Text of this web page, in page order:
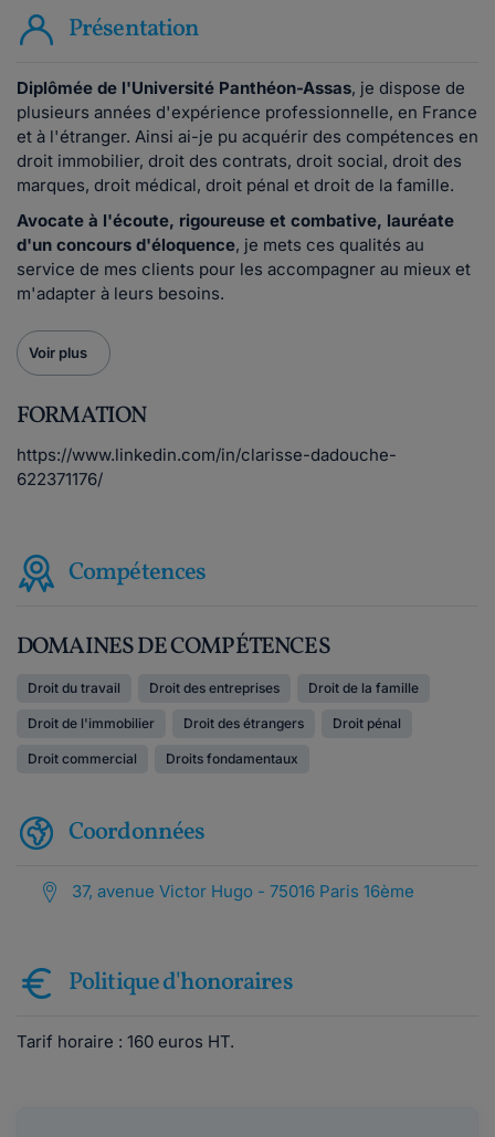
Présentation
Diplômée de l'Université Panthéon-Assas, je dispose de
plusieurs années d'expérience professionnelle, en France
et à l'étranger. Ainsi ai-je pu acquérir des compétences en
droit immobilier, droit des contrats, droit social, droit des
marques, droit médical, droit pénal et droit de la famille.
Avocate à l'écoute, rigoureuse et combative, lauréate
d'un concours d'éloquence, je mets ces qualités au
service de mes clients pour les accompagner au mieux et
m'adapter à leurs besoins.
Voir plus
FORMATION
https://www.linkedin.com/in/clarisse-dadouche-
622371176/
Compétences
DOMAINES DE COMPÉTENCES
Droit du travail Droit des entreprises Droit de la famille
Droit de l'immobilier Droit des étrangers Droit pénal
Droit commercial Droits fondamentaux
Coordonnées
37, avenue Victor Hugo - 75016 Paris 16ème
Politique d'honoraires
Tarif horaire : 160 euros HT.